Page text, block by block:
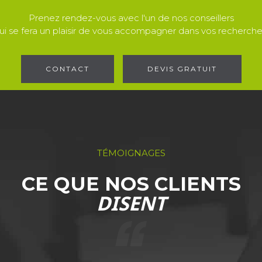
Prenez rendez-vous avec l'un de nos conseillers
se fera un plaisir de vous accompagner dans vos
CONTACT DEVIS GRATUIT
TÉMOIGNAGES
CE QUE NOS CLIENTS
DISENT